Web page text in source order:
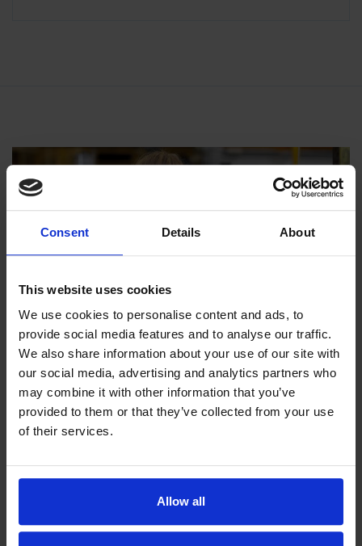
Consent Details About
This website uses cookies
We use cookies to personalise content and ads, to
provide social media features and to analyse our traffic.
We also share information about your use of our site with
our social media, advertising and analytics partners who
may combine it with other information that you’ve
provided to them or that they’ve collected from your use
of their services.
Allow all
Unsere Philosophie
Die Indexator Rotator Systems AB hat eine